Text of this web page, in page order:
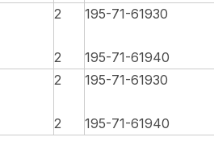
2
2
195-71-61930
195-71-61940
2
2
195-71-61930
195-71-61940